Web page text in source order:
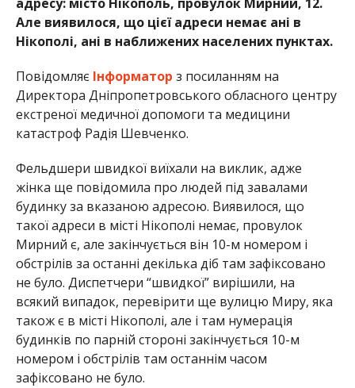
Але виявилося, що цієї адреси немає ані в
Нікополі, ані в наближених населених пунктах.
Повідомляє Інформатор з посиланням на
Директора Дніпропетровського обласного центру
екстреної медичної допомоги та медицини
катастроф Радія Шевченко.
Фельдшери швидкої виїхали на виклик, адже
жінка ще повідомила про людей під завалами
будинку за вказаною адресою. Виявилося, що
такої адреси в місті Нікополі немає, провулок
Мирний є, але закінчується він 10-м номером і
обстрілів за останні декілька діб там зафіксовано
не було. Диспетчери “швидкої” вирішили, на
всякий випадок, перевірити ще вулицю Миру, яка
також є в місті Нікополі, але і там нумерація
будинків по парній стороні закінчується 10-м
номером і обстрілів там останнім часом
зафіксовано не було.